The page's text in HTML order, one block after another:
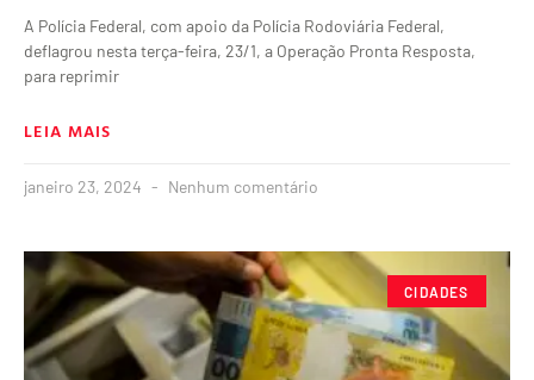
A Polícia Federal, com apoio da Polícia Rodoviária Federal,
deflagrou nesta terça-feira, 23/1, a Operação Pronta Resposta,
para reprimir
LEIA MAIS
janeiro 23, 2024 Nenhum comentário
CIDADES